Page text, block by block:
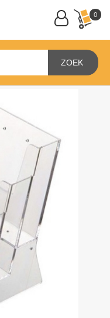
0
ZOEK